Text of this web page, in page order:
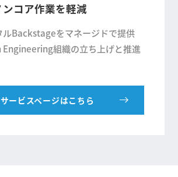
コア作業を軽減
ルBackstageをマネージドで提供
Engineering組織の立ち上げと推進
サービスページはこちら